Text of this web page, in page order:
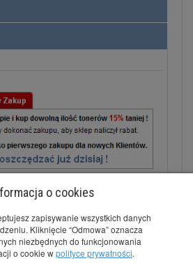
C13S050557 lub S050557
2.700 stron
Black (Czarny)
o cookies
zapisywanie wszystkich danych
Kliknięcie “Odmowa” oznacza
niezbędnych do funkcjonowania
o cookie wpolityce prywatności.